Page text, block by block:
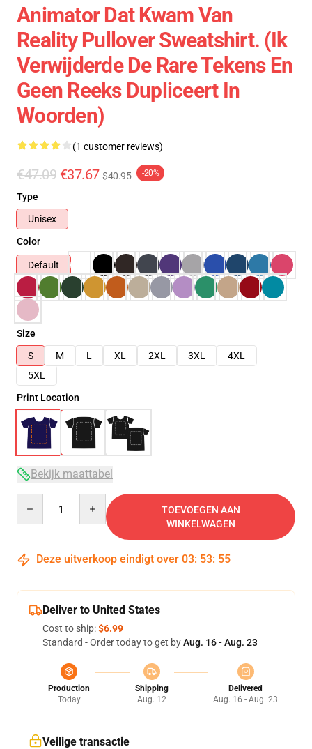
Animator Dat Kwam Van
Reality Pullover Sweatshirt. (Ik
Verwijderde De Rare Tekens En
Geen Reeks Dupliceert In
Woorden)
(1 customer reviews)
€47.09 €37.67 $40.95 -20%
Type
Unisex
Color
Default
Size
S
M L XL 2XL 3XL
4XL
5XL
Print Location
Bekijk maattabel
TOEVOEGEN AAN
WINKELWAGEN
Deze uitverkoop eindigt over 03: 53: 54
Deliver to United States
Cost to ship:$6.99
Standard - Order today to get byAug. 16 - Aug. 23
Production
Today
Shipping
Aug. 12
Delivered
Aug. 16 - Aug. 23
Veilige transactie